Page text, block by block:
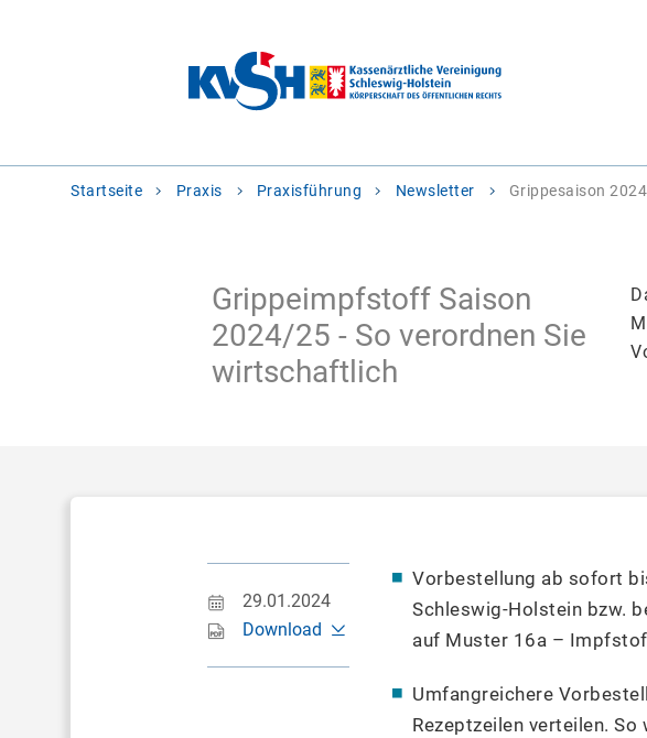
Sie
Startseite Praxis Praxisführung Newsletter Grippesaison
Grippeimpfstoff Saison
2024/25 - So verordnen Sie
wirtschaftlich
29.01.2024
Download
Vorbestellung ab sofort
Schleswig-Holstein bzw.
auf Muster 16a –
Umfangreichere
Rezeptzeilen verteilen.